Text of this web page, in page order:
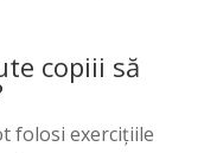
copiii să
folosi exercițiile